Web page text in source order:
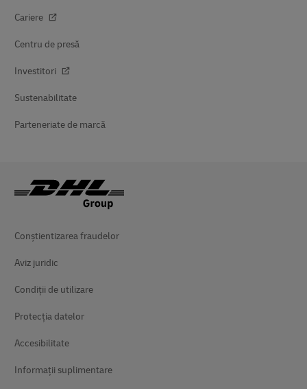
Cariere
Centru de presă
Investitori
Sustenabilitate
Parteneriate de marcă
Conștientizarea fraudelor
Aviz juridic
Condiții de utilizare
Protecția datelor
Accesibilitate
Informații suplimentare